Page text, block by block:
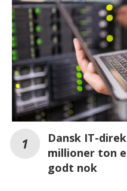
Dansk IT-
millioner ton
godt nok